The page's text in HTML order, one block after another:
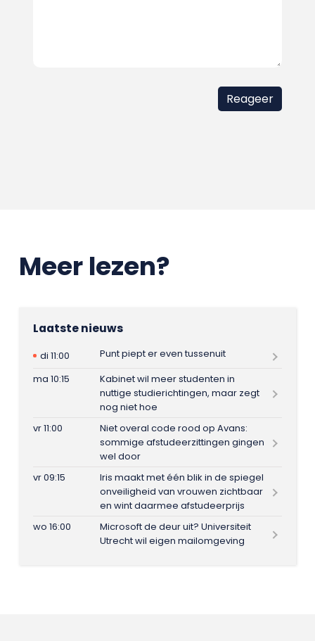
Meer lezen?
Laatste nieuws
di 11:00
Punt piept er even tussenuit
ma 10:15
Kabinet wil meer studenten in
nuttige studierichtingen, maar zegt
nog niet hoe
vr 11:00
Niet overal code rood op Avans:
sommige afstudeerzittingen gingen
wel door
vr 09:15
Iris maakt met één blik in de spiegel
onveiligheid van vrouwen zichtbaar
en wint daarmee afstudeerprijs
wo 16:00
Microsoft de deur uit? Universiteit
Utrecht wil eigen mailomgeving